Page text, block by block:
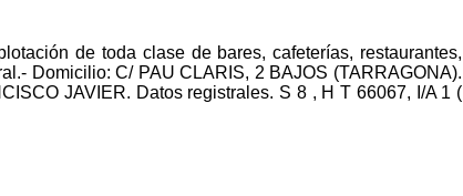
de toda clase de bares, cafeterías, restaurantes,
Domicilio: C/ PAU CLARIS, 2 BAJOS (TARRAGONA).
JAVIER. Datos registrales. S 8 , H T 66067, I/A 1 (